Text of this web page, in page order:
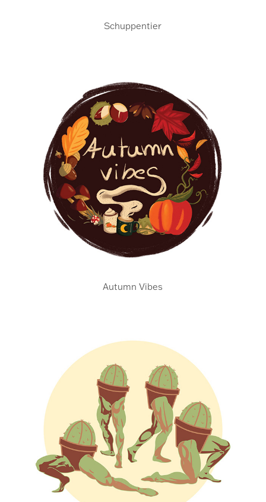
Schuppentier
Autumn Vibes